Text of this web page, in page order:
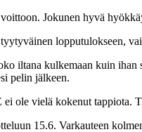
Jokunen hyvä
lopputulokseen,
iltana kulkemaan kuin
pelin jälkeen.
ole vielä kokenut tappiota.
15.6. Varkauteen